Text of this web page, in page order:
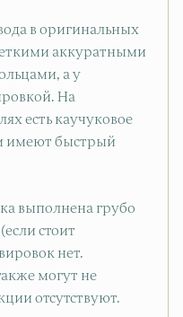
в оригинальных
аккуратными
а у
На
есть каучуковое
имеют быстрый
выполнена грубо
стоит
нет.
могут не
отсутствуют.